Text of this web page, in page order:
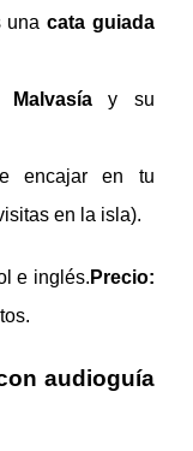
unacata guiada
Malvasía y su
encajar en tu
en la isla).
e inglés. Precio:
audioguía